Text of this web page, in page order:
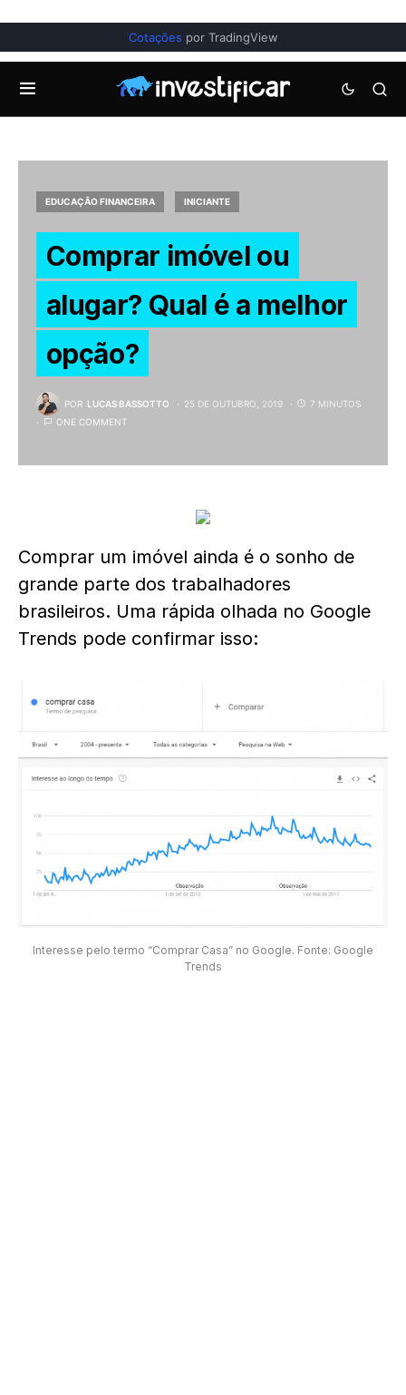
Cotações por TradingView
EDUCAÇÃO FINANCEIRA INICIANTE
Comprar imóvel ou
alugar? Qual é a melhor
opção?
POR LUCAS BASSOTTO 25 DE OUTUBRO, 2019
7 MINUTOS
ONE COMMENT
Comprar um imóvel ainda é o sonho de
grande parte dos trabalhadores
brasileiros. Uma rápida olhada no Google
Trends pode confirmar isso:
Interesse pelo termo “Comprar Casa” no Google. Fonte: Google
Trends